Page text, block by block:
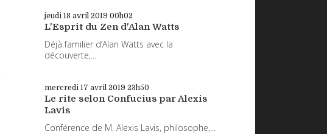
jeudi 18 avril 2019 00h02
L'Esprit du Zen d'Alan Watts
Déjà familier d’Alan Watts avec la
découverte,...
mercredi 17 avril 2019 23h50
Le rite selon Confucius par Alexis
Lavis
Conférence de M. Alexis Lavis, philosophe,...